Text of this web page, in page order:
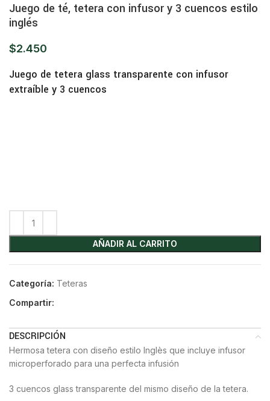
Juego de té, tetera con infusor y 3 cuencos estilo
inglés
$2.450
Juego de tetera glass transparente con infusor
extraíble y 3 cuencos
AÑADIR AL CARRITO
Categoría: Teteras
Compartir:
DESCRIPCIÓN
Hermosa tetera con diseño estilo Inglès que incluye infusor
microperforado para una perfecta infusión
3 cuencos glass transparente del mismo diseño de la tetera.